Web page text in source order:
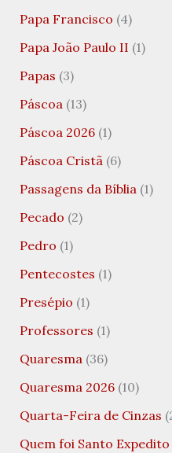
Papa Francisco (4)
Papa João Paulo II (1)
Papas (3)
Páscoa(13)
Páscoa 2026(1)
Páscoa Cristã(6)
Passagens da Bíblia(1)
Pecado (2)
Pedro (1)
Pentecostes (1)
Presépio (1)
Professores (1)
Quaresma(36)
Quaresma 2026(10)
Quarta-Feira de Cinzas
Quem foi Santo Expedito